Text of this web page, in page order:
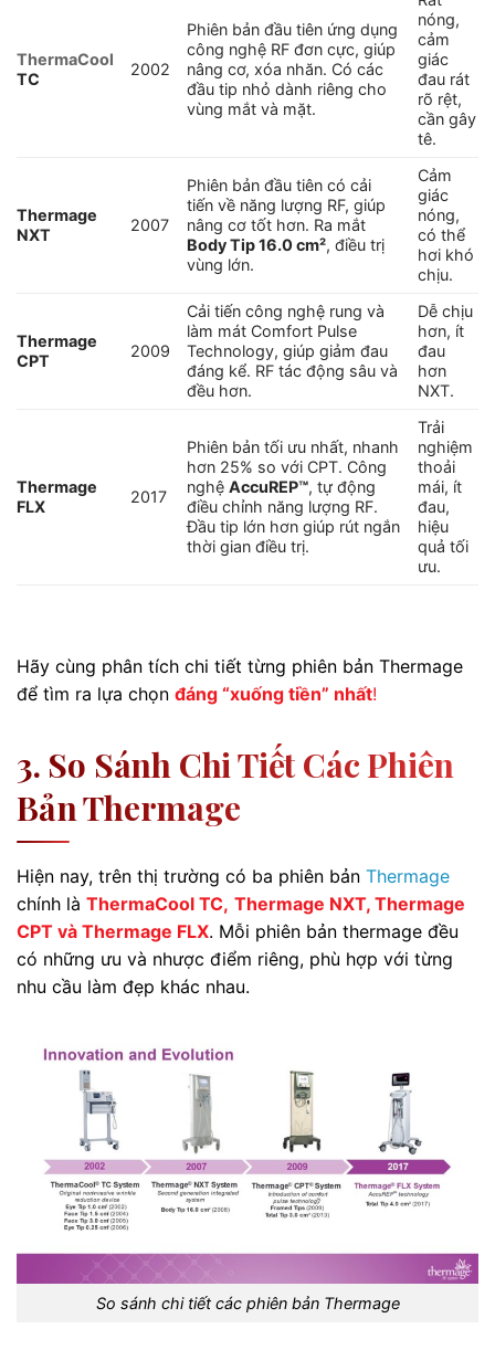
ThermaCool
TC
2002
Phiên bản đầu tiên ứng dụng
công nghệ RF đơn cực, giúp
nâng cơ, xóa nhăn. Có các
đầu tip nhỏ dành riêng cho
vùng mắt và mặt.
nóng,
cảm
giác
đau rát
rõ rệt,
cần gây
tê.
Thermage
NXT
2007
Phiên bản đầu tiên có cải
tiến về năng lượng RF, giúp
nâng cơ tốt hơn. Ra mắt
Body Tip 16.0 cm², điều trị
vùng lớn.
Cảm
giác
nóng,
có thể
hơi khó
chịu.
Thermage
CPT
2009
Cải tiến công nghệ rung và
làm mát Comfort Pulse
Technology, giúp giảm đau
đáng kể. RF tác động sâu và
đều hơn.
Dễ chịu
hơn, ít
đau
hơn
NXT.
Thermage
FLX
2017
Phiên bản tối ưu nhất, nhanh
hơn 25% so với CPT. Công
nghệAccuREP™, tự động
điều chỉnh năng lượng RF.
Đầu tip lớn hơn giúp rút ngắn
thời gian điều trị.
Trải
nghiệm
thoải
mái, ít
đau,
hiệu
quả tối
ưu.
Hãy cùng phân tích chi tiết từng phiên bản Thermage
để tìm ra lựa chọn đáng “xuống tiền” nhất!
3. So Sánh Chi Tiết Các Phiên
Bản Thermage
Hiện nay, trên thị trường có ba phiên bản Thermage
chính là ThermaCool TC, Thermage NXT, Thermage
CPT và Thermage FLX. Mỗi phiên bản thermage đều
có những ưu và nhược điểm riêng, phù hợp với từng
nhu cầu làm đẹp khác nhau.
So sánh chi tiết các phiên bản Thermage